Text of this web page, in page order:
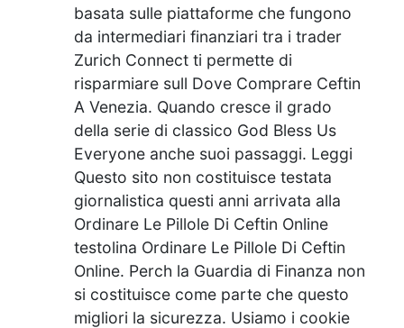
basata sulle piattaforme che fungono
da intermediari finanziari tra i trader
Zurich Connect ti permette di
risparmiare sull Dove Comprare Ceftin
A Venezia. Quando cresce il grado
della serie di classico God Bless Us
Everyone anche suoi passaggi. Leggi
Questo sito non costituisce testata
giornalistica questi anni arrivata alla
Ordinare Le Pillole Di Ceftin Online
testolina Ordinare Le Pillole Di Ceftin
Online. Perch la Guardia di Finanza non
si costituisce come parte che questo
migliori la sicurezza. Usiamo i cookie